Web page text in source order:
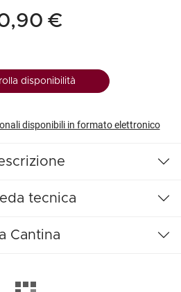
€
disponibilità
disponibili in formato elettronico
tecnica
Cantina